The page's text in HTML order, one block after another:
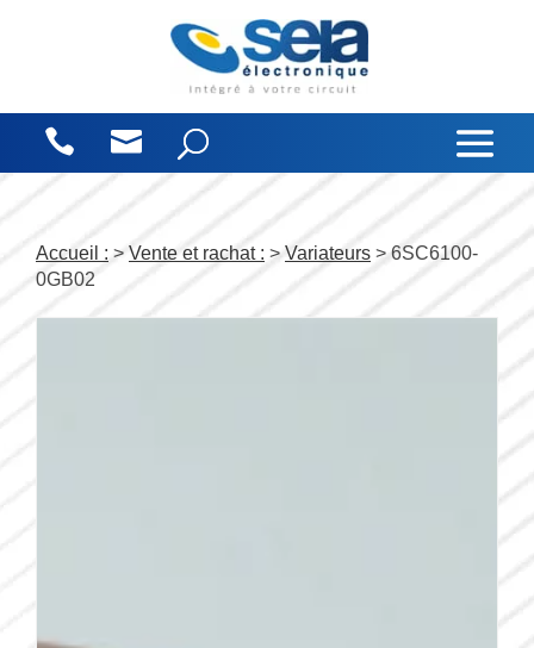
Accueil : > Vente et rachat : >Variateurs > 6SC6100-
0GB02